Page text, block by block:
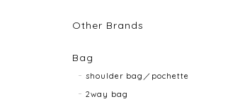
Other Brands
Bag
shoulder bag／pochette
2way bag